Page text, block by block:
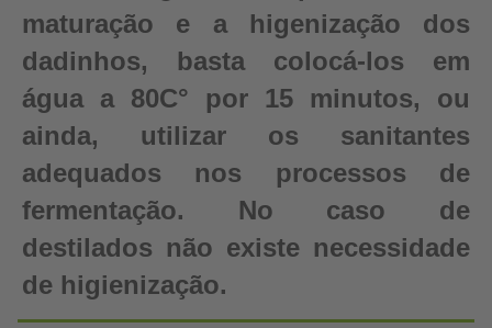
maturação e a higenização dos
dadinhos, basta colocá-los em
água a 80C° por 15 minutos, ou
ainda, utilizar os sanitantes
adequados nos processos de
fermentação. No caso de
destilados não existe necessidade
de higienização.